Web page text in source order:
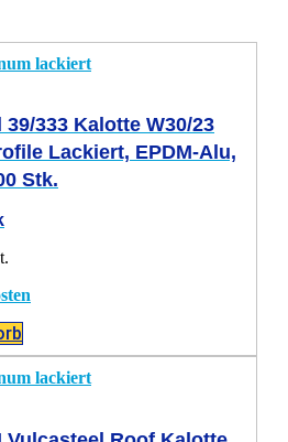
333 Kalotte W30/23
Lackiert, EPDM-Alu,
Stk.